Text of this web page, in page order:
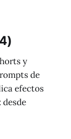
y
de
efectos